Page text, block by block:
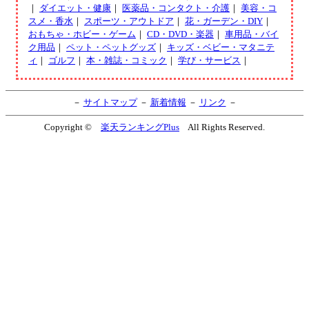
｜ ダイエット・健康 ｜ 医薬品・コンタクト・介護 ｜ 美容・コ
スメ・香水 ｜ スポーツ・アウトドア ｜ 花・ガーデン・DIY ｜
おもちゃ・ホビー・ゲーム ｜ CD・DVD・楽器 ｜ 車用品・バイ
ク用品 ｜ ペット・ペットグッズ ｜ キッズ・ベビー・マタニテ
ィ ｜ ゴルフ ｜ 本・雑誌・コミック ｜ 学び・サービス ｜
－ サイトマップ－ 新着情報 － リンク －
Copyright © 楽天ランキングPlus All Rights Reserved.